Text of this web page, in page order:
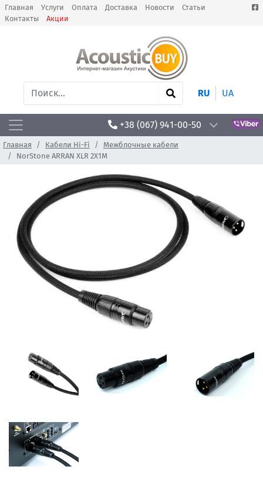
Главная Услуги Оплата Доставка Новости
Статьи
Контакты
Акции
RU UA
+38 (067) 941-00-50
Главная Кабели Hi-Fi
Межблочные кабели
NorStone ARRAN XLR 2X1M